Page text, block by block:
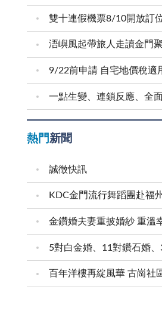
雙十連假機票8/10開放訂
9/22前申請 自宅地價稅適
熱門新聞
誠徵快訊
百年洋樓再綻風華 古崗社